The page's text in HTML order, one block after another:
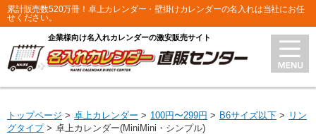
累計販売数520万冊！卓上カレンダー・壁掛けカレンダーの名入れは当社にお任
せください。
企業様向け名入れカレンダーの激安販売サイト
トップページ 卓上カレンダー 100円〜299円 B6サイズ以下
リン
グタイプ
卓上カレンダー(MiniMini・シンプル)